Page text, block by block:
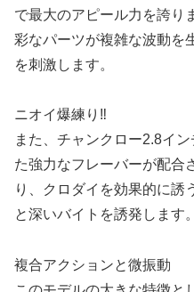
で最大のアピール力を誇り
彩なパーツが複雑な波動を
を刺激します。
ニオイ爆練り‼
また、チャンクロー2.8イ
た強力なフレーバーが配合
り、クロダイを効果的に誘
と深いバイトを誘発します。
複合アクションと微振動